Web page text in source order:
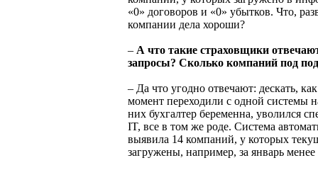
«0» договоров и «0» убытков. Что,
компании дела хороши?
– А что такие страховщики
запросы? Сколько компаний под
– Да что угодно отвечают: дескать,
момент переходили с одной системы
них бухгалтер беременна, уволился
IT, все в том же роде. Система
выявила 14 компаний, у которых
загружены, например, за январь